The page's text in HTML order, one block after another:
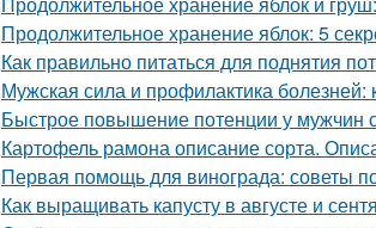
Продолжительное хранение яблок: 5
Как правильно питаться для поднятия
Мужская сила и профилактика
Быстрое повышение потенции у мужчин
Картофель рамона описание сорта.
Первая помощь для винограда: советы
Как выращивать капусту в августе и